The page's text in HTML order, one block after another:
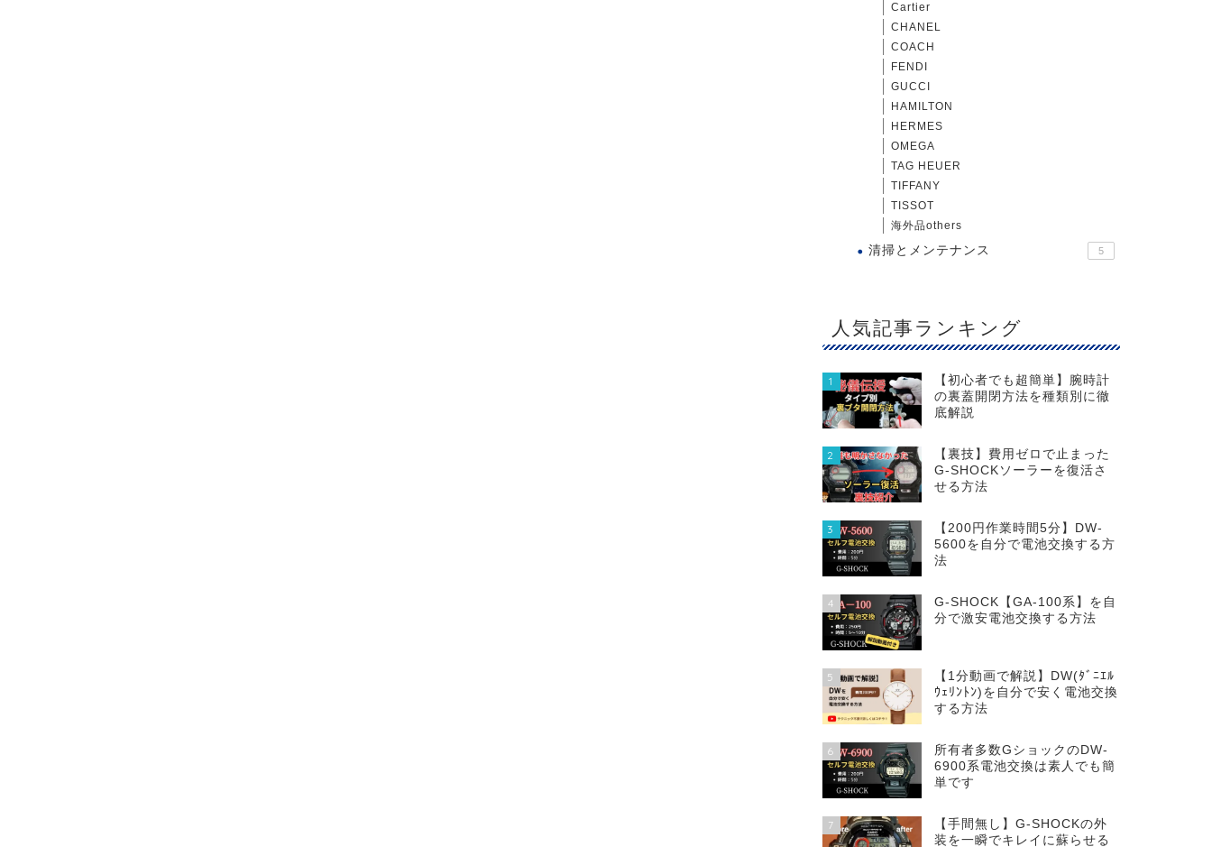
Cartier
CHANEL
COACH
FENDI
GUCCI
HAMILTON
HERMES
OMEGA
TAG HEUER
TIFFANY
TISSOT
海外品others
清掃とメンテナンス 5
人気記事ランキング
1
【初心者でも超簡単】腕時計
の裏蓋開閉方法を種類別に徹
底解説
2
【裏技】費用ゼロで止まった
G-SHOCKソーラーを復活さ
せる方法
3
【200円作業時間5分】DW‐
5600を自分で電池交換する方
法
4
G-SHOCK【GA-100系】を自
分で激安電池交換する方法
5
【1分動画で解説】DW(ﾀﾞﾆｴﾙ
ｳｪﾘﾝﾄﾝ)を自分で安く電池交換
する方法
6
所有者多数GショックのDW-
6900系電池交換は素人でも簡
単です
7
【手間無し】G-SHOCKの外
装を一瞬でキレイに蘇らせる